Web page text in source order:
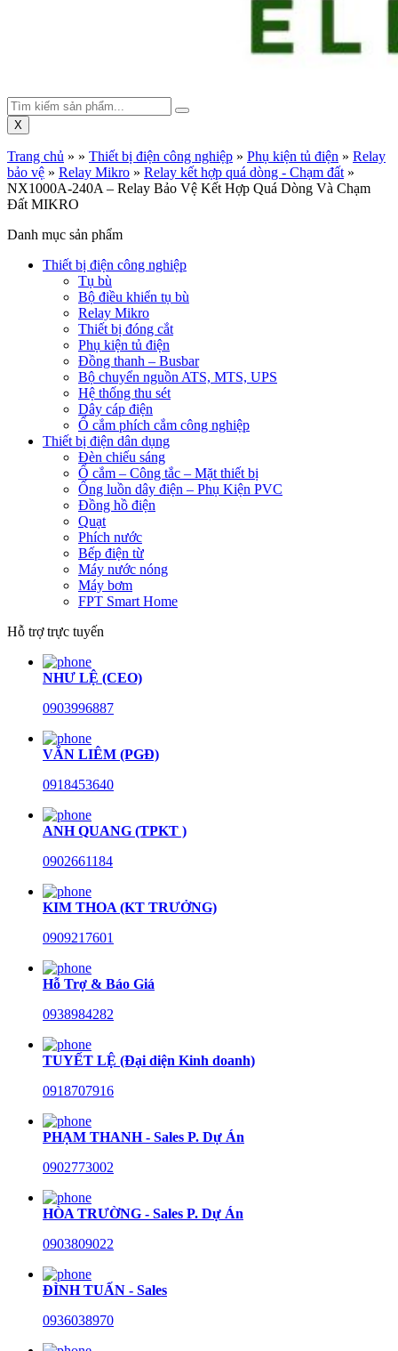
X
Trang chủ » » Thiết bị điện công nghiệp » Phụ kiện tủ điện » Relay
bảo vệ » Relay Mikro » Relay kết hợp quá dòng - Chạm đất »
NX1000A-240A – Relay Bảo Vệ Kết Hợp Quá Dòng Và Chạm
Đất MIKRO
Danh mục sản phẩm
Thiết bị điện công nghiệp
Tụ bù
Bộ điều khiển tụ bù
Relay Mikro
Thiết bị đóng cắt
Phụ kiện tủ điện
Đồng thanh – Busbar
Bộ chuyển nguồn ATS, MTS, UPS
Hệ thống thu sét
Dây cáp điện
Ổ cắm phích cắm công nghiệp
Thiết bị điện dân dụng
Đèn chiếu sáng
Ổ cắm – Công tắc – Mặt thiết bị
Ống luồn dây điện – Phụ Kiện PVC
Đồng hồ điện
Quạt
Phích nước
Bếp điện từ
Máy nước nóng
Máy bơm
FPT Smart Home
Hỗ trợ trực tuyến
NHƯ LỆ (CEO)
0903996887
VĂN LIÊM (PGĐ)
0918453640
ANH QUANG (TPKT )
0902661184
KIM THOA (KT TRƯỞNG)
0909217601
Hỗ Trợ & Báo Giá
0938984282
TUYẾT LỆ (Đại diện Kinh doanh)
0918707916
PHẠM THANH - Sales P. Dự Án
0902773002
HÒA TRƯỜNG - Sales P. Dự Án
0903809022
ĐÌNH TUẤN - Sales
0936038970